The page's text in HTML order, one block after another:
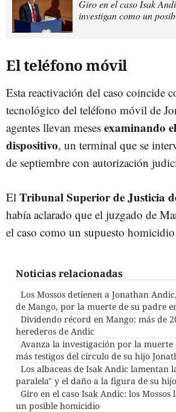
Giro en el caso Isak
investigan como un
El teléfono móvil
Esta reactivación del caso coincide
tecnológico del teléfono móvil de
agentes llevan meses examinando
dispositivo, un terminal que se
de septiembre con autorización
El Tribunal Superior de Justicia
había aclarado que el juzgado de
el caso como un supuesto homicidio
Noticias relacionadas
Los Mossos detienen a Jonathan
de Mango, por la muerte de su padre
Dividendo récord en Mango: más de
herederos de Andic
Avanza la investigación por la muerte
más testigos del círculo de su hijo
Los albaceas de Isak Andic lamentan
paralela" y el daño a la figura de su
Giro en el caso Isak Andic: los Mossos
un posible homicidio